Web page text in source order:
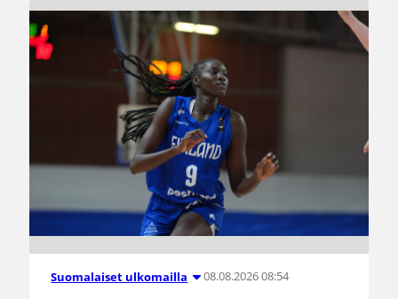
Suomalaiset ulkomailla 08.08.2026 08:54